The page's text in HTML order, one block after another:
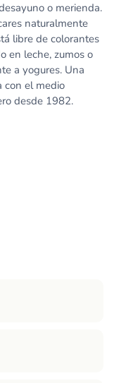
o merienda.
naturalmente
libre de colorantes
en leche, zumos o
a yogures. Una
con el medio
desde 1982.